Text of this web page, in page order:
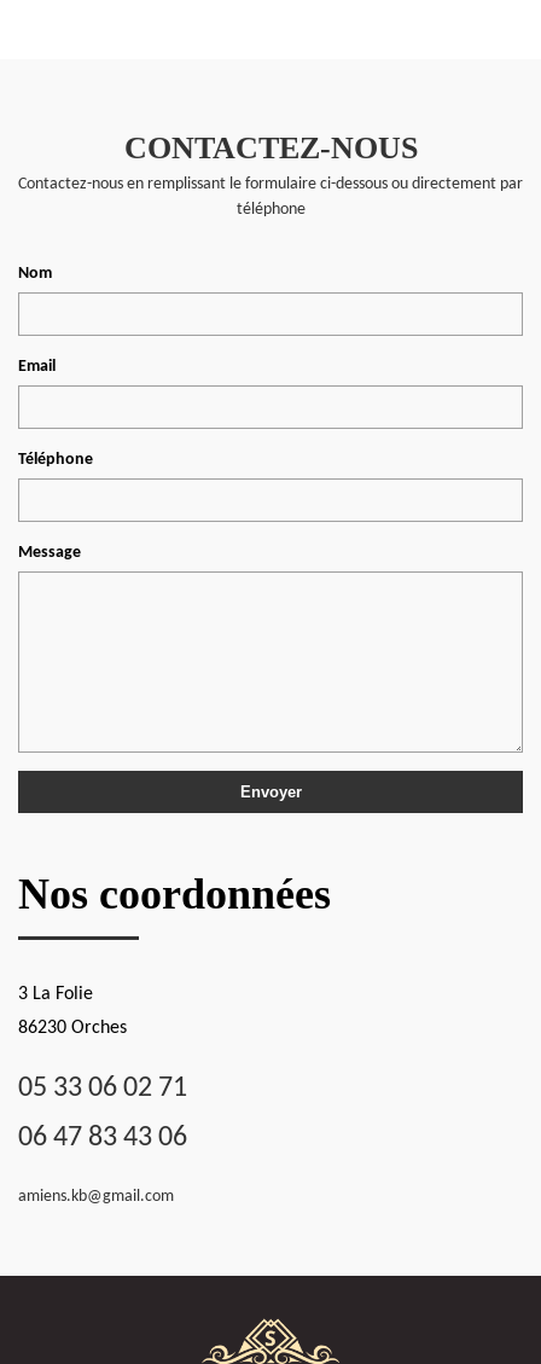
CONTACTEZ-NOUS
Contactez-nous en remplissant le formulaire ci-dessous ou directement par
téléphone
Nom
Email
Téléphone
Message
Nos coordonnées
3 La Folie
86230 Orches
05 33 06 02 71
06 47 83 43 06
amiens.kb@gmail.com